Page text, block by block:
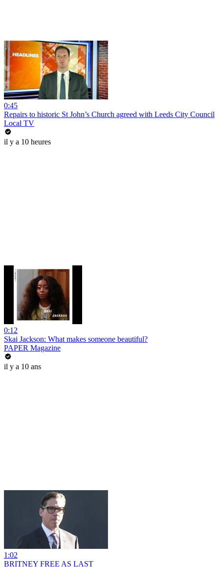
0:45
Repairs to historic St John’s Church agreed with Leeds City Council
Local TV
il y a 10 heures
0:12
Skai Jackson: What makes someone beautiful?
PAPER Magazine
il y a 10 ans
1:02
BRITNEY FREE AS LAST